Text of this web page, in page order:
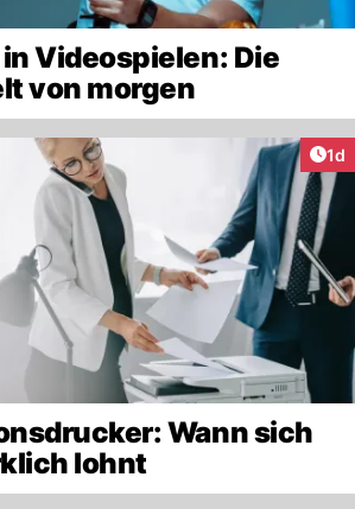
Videospielen: Die
von morgen
1d
Wann sich
lohnt